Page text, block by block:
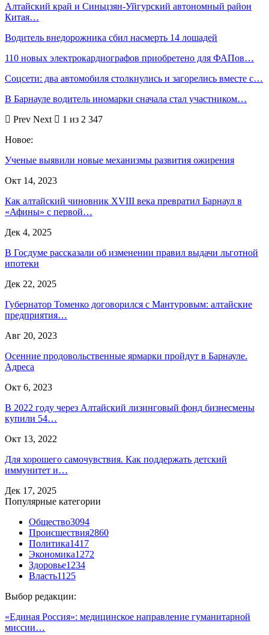
Алтайский край и Синьцзян-Уйгурский автономный район
Китая…
Водитель внедорожника сбил насмерть 14 лошадей
110 новых электрокардиографов приобретено для ФАПов…
Соцсети: два автомобиля столкнулись и загорелись вместе с…
В Барнауле водитель иномарки сначала стал участником…
Prev Next
1 из 2 347
Новое:
Ученые выявили новые механизмы развития ожирения
Окт 14, 2023
Как алтайский чиновник XVIII века превратил Барнаул в
«Афины» с первой…
Дек 4, 2025
В Госдуме рассказали об изменении правил выдачи льготной
ипотеки
Дек 22, 2025
Губернатор Томенко договорился с Мантуровым: алтайские
предприятия…
Авг 20, 2023
Осенние продовольственные ярмарки пройдут в Барнауле.
Адреса
Окт 6, 2023
В 2022 году через Алтайский лизинговый фонд бизнесмены
купили 54…
Окт 13, 2022
Для хорошего самочувствия. Как поддержать детский
иммунитет и…
Дек 17, 2025
Популярные категории
Общество3094
Происшествия2860
Политика1417
Экономика1272
Здоровье1234
Власть1125
Выбор редакции:
«Единая Россия»: медицинское направление гуманитарной
миссии…